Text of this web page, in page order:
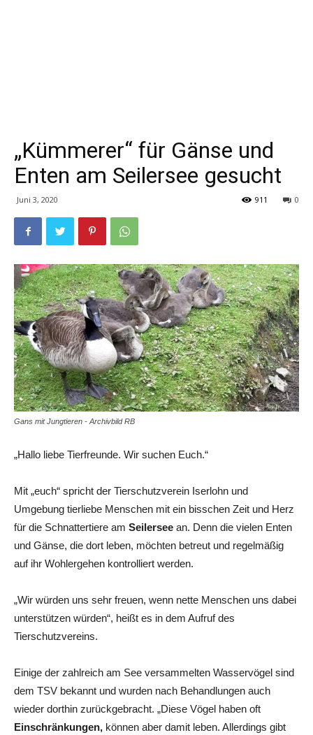
„Kümmerer“ für Gänse und
Enten am Seilersee gesucht
Juni 3, 2020 0
911
Gans mit Jungtieren - Archivbild RB
„Hallo liebe Tierfreunde. Wir suchen Euch.“
Mit „euch“ spricht der Tierschutzverein Iserlohn und
Umgebung tierliebe Menschen mit ein bisschen Zeit und Herz
für die Schnattertiere am Seilersee an. Denn die vielen Enten
und Gänse, die dort leben, möchten betreut und regelmäßig
auf ihr Wohlergehen kontrolliert werden.
„Wir würden uns sehr freuen, wenn nette Menschen uns dabei
unterstützen würden“, heißt es in dem Aufruf des
Tierschutzvereins.
Einige der zahlreich am See versammelten Wasservögel sind
dem TSV bekannt und wurden nach Behandlungen auch
wieder dorthin zurückgebracht. „Diese Vögel haben oft
Einschränkungen, können aber damit leben. Allerdings gibt